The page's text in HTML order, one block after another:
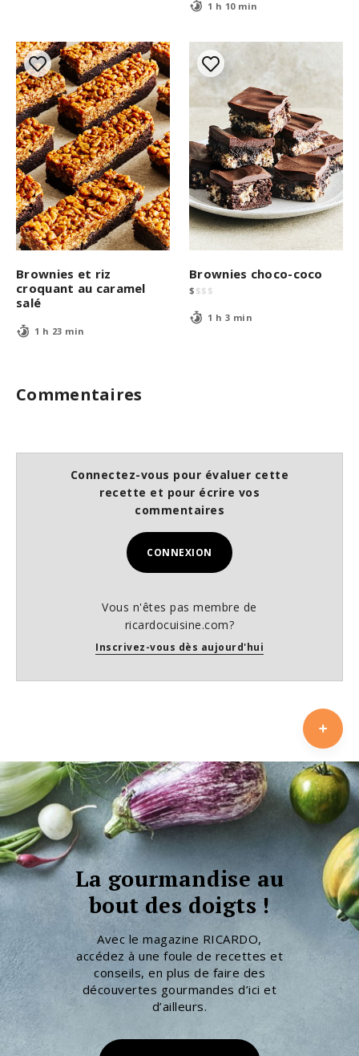
1 h 10 min
Brownies et riz
croquant au caramel
salé
1 h 23 min
Brownies choco-coco
$ $$ $
1 h 3 min
Commentaires
Connectez-vous pour évaluer cette
recette et pour écrire vos
commentaires
CONNEXION
Vous n'êtes pas membre de
ricardocuisine.com?
Inscrivez-vous dès aujourd'hui
La gourmandise au
bout des doigts !
Avec le magazine RICARDO,
accédez à une foule de recettes et
conseils, en plus de faire des
découvertes gourmandes d’ici et
d’ailleurs.